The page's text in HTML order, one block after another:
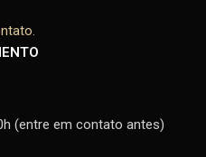
(entre em contato antes)